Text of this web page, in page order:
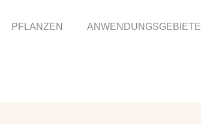
PFLANZEN ANWENDUNGSGEBIETE